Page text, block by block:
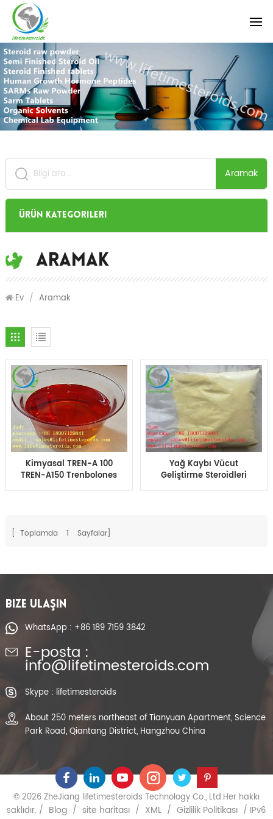
Aramak
Ürün Kategorileri
Aramak
Ev / Aramak
Kimyasal TREN-A 100
TREN-A150 Trenbolones
Asetat Bitmiş Yağ
Yağ Kaybı Vücut
Geliştirme Steroidleri
Toz Trenbolon Asetat
[ Toplamda 1 Sayfalar]
BIZE ULAŞIN
WhatsApp : +86 189 7159 3842
E-posta :
info@lifetimesteroids.com
Skype : lifetimesteroids
About 250 meters northeast of Tianyuan Apartment, Science
Park Road, Qiantang District, Hangzhou China
© 2026 ZheJiang lifetimesteroids Technology Co., Ltd.Her hakkı
saklıdır. / Blog / site haritası / XML / Gizlilik Politikası / IPv6